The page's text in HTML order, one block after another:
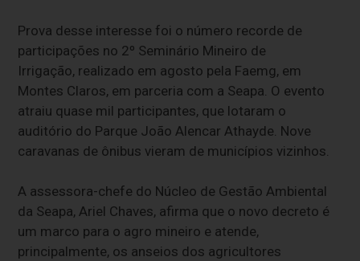
Prova desse interesse foi o número recorde de
participações no 2º Seminário Mineiro de
Irrigação, realizado em agosto pela Faemg, em
Montes Claros, em parceria com a Seapa. O evento
atraiu quase mil participantes, que lotaram o
auditório do Parque João Alencar Athayde. Nove
caravanas de ônibus vieram de municípios vizinhos.
A assessora-chefe do Núcleo de Gestão Ambiental
da Seapa, Ariel Chaves, afirma que o novo decreto é
um marco para o agro mineiro e atende,
principalmente, os anseios dos agricultores